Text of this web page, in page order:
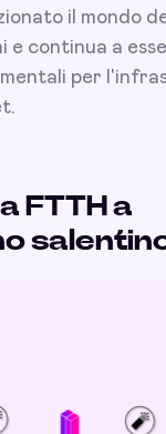
il mondo
e continua a
per
FTTH a